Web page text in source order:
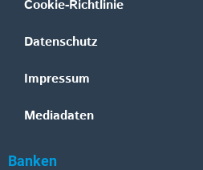
Cookie-Richtlinie
Datenschutz
Impressum
Mediadaten
Banken